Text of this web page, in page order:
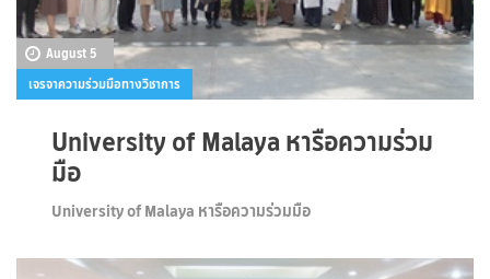
August 5
เจรจาความร่วมมือทางวิชาการ
University of Malaya หารือความร่วม
มือ
University of Malaya หารือความร่วมมือ